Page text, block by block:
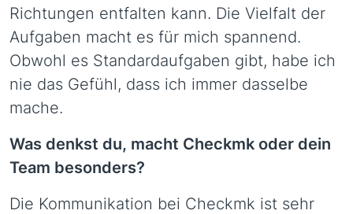
Richtungen entfalten kann. Die Vielfalt der
Aufgaben macht es für mich spannend.
Obwohl es Standardaufgaben gibt, habe ich
nie das Gefühl, dass ich immer dasselbe
mache.
Was denkst du, macht Checkmk oder dein
Team besonders?
Die Kommunikation bei Checkmk ist sehr